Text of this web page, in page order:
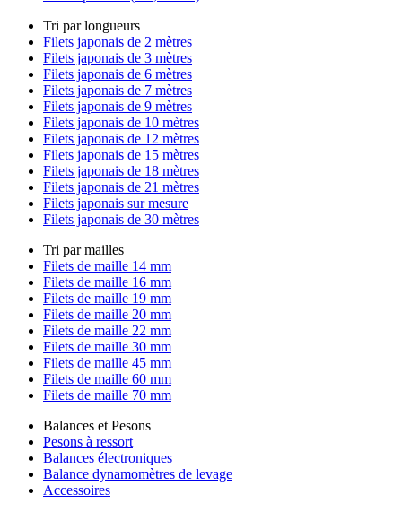
Tri par longueurs
Filets japonais de 2 mètres
Filets japonais de 3 mètres
Filets japonais de 6 mètres
Filets japonais de 7 mètres
Filets japonais de 9 mètres
Filets japonais de 10 mètres
Filets japonais de 12 mètres
Filets japonais de 15 mètres
Filets japonais de 18 mètres
Filets japonais de 21 mètres
Filets japonais sur mesure
Filets japonais de 30 mètres
Tri par mailles
Filets de maille 14 mm
Filets de maille 16 mm
Filets de maille 19 mm
Filets de maille 20 mm
Filets de maille 22 mm
Filets de maille 30 mm
Filets de maille 45 mm
Filets de maille 60 mm
Filets de maille 70 mm
Balances et Pesons
Pesons à ressort
Balances électroniques
Balance dynamomètres de levage
Accessoires